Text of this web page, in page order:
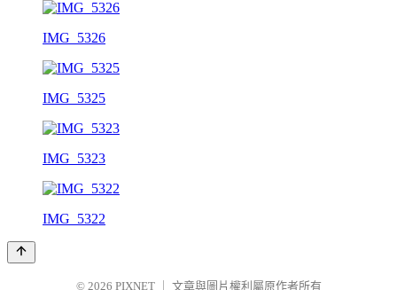
IMG_5326
IMG_5325
IMG_5323
IMG_5322
© 2026 PIXNET 文章與圖片權利屬原作者所有